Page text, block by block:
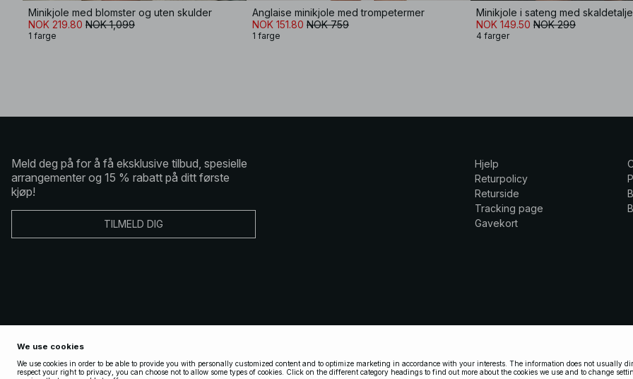
Minikjole med blomster og uten skulder
NOK 219.80 NOK 1,099
1 farge
Anglaise minikjole med trompetermer
NOK 151.80 NOK 759
1 farge
Minikjole i sateng med
NOK 149.50 NOK 299
4 farger
Meld deg på for å få eksklusive tilbud, spesielle
arrangementer og 15 % rabatt på ditt første
kjøp!
TILMELD DIG
Hjelp
Returpolicy
Returside
Tracking page
Gavekort